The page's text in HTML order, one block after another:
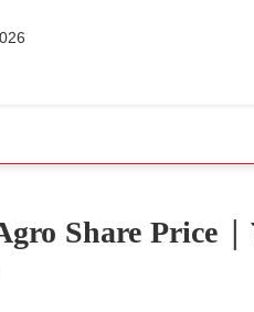
Share Price |